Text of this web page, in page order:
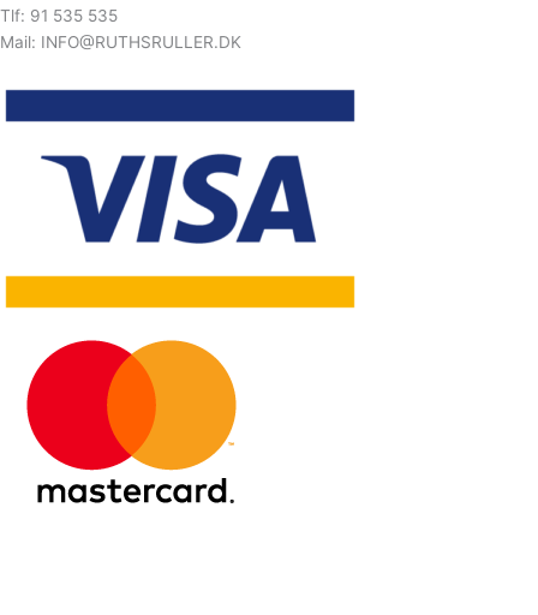
Tlf: 91 535 535
Mail: INFO@RUTHSRULLER.DK